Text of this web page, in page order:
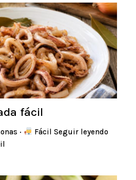
fácil
·
Fácil Seguir leyendo